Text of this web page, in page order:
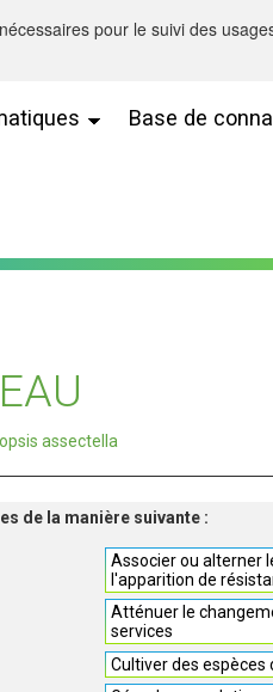
Base de
assectella
de la manière suivante :
Associer ou alterner
l'apparition de
Atténuer le
services
Cultiver des
pour le suivi des